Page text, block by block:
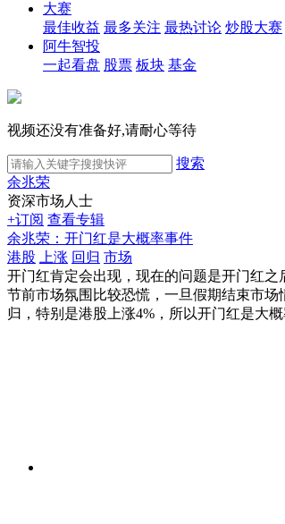
大赛
最佳收益 最多关注 最热讨论 炒股大赛
阿牛智投
一起看盘 股票 板块 基金
视频还没有准备好,请耐心等待
搜索
余兆荣
资深市场人士
+订阅 查看专辑
余兆荣：开门红是大概率事件
港股
上涨 回归 市场
开门红肯定会出现，现在的问题是开门红之
节前市场氛围比较恐慌，一旦假期结束市场
归，特别是港股上涨4%，所以开门红是大概